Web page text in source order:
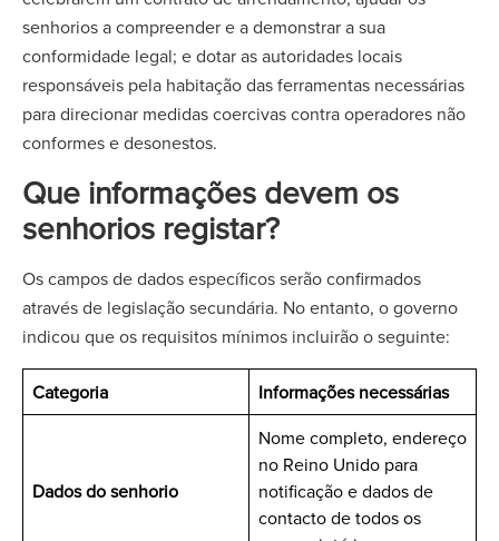
senhorios a compreender e a demonstrar a sua
conformidade legal; e dotar as autoridades locais
responsáveis pela habitação das ferramentas necessárias
para direcionar medidas coercivas contra operadores não
conformes e desonestos.
Que informações devem os
senhorios registar?
Os campos de dados específicos serão confirmados
através de legislação secundária. No entanto, o governo
indicou que os requisitos mínimos incluirão o seguinte:
Categoria Informações necessárias
Dados do senhorio
Nome completo, endereço
no Reino Unido para
notificação e dados de
contacto de todos os